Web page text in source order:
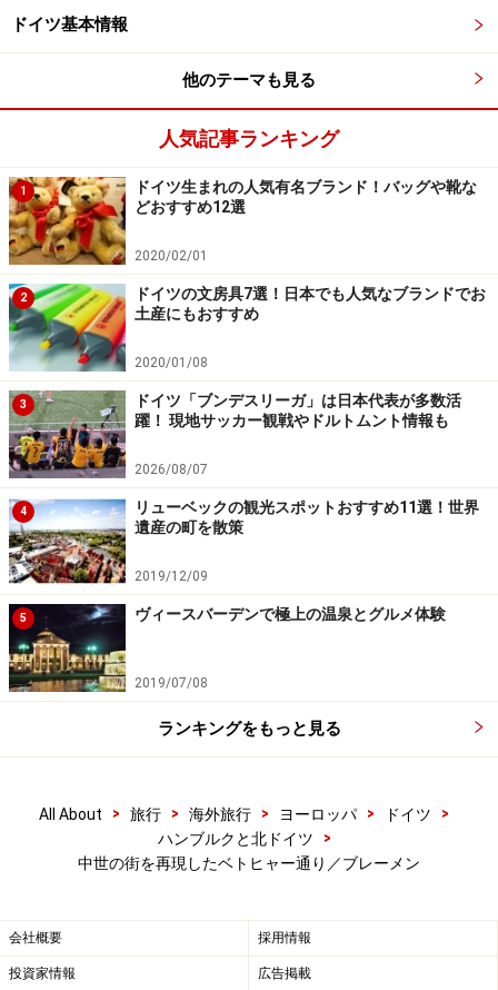
ベトヒャー通り6～10番地にある個性的な建物は、建築
家で画家でもあるベルンハルト・ヘトガー設計のロゼリ
ウスの家と、ブレーメン出身の女流画家パウラ・モーダ
ーゾーン=ベッカー美術館。ここは世界初の女性作家の美
術館でもあります。
その隣の建物には、観光客からひときわ熱い視線を集め
る仕掛け時計の「グロッケンシュピール
（Glockenspiel）」が。屋根と屋根の間に掛かる30個の
マイセン磁器の鐘。12～18時の毎時おきの鐘の音に合わ
せて時計の横にある板絵が動き出し、コロンブスやリン
ドバーグなど大航海時代をテーマにした絵が回りながら
現れます。
知る人ぞ知る名所 「天国の間」
注目建築が集まるベトヒャー通りのなかでも重要な作品アト
ランティス。現在はイベントなどに使用されることも
ベトヒャー通りの終わりに近い2番地にある「ハウス・
アトランティス（Haus Atlantis）」は、ベルンハルト・
ヘトガー建築のなかでも最も重要な作品のひとつと言わ
美しさです。現在は隣接するホテル「Radisson Blu 」所
有のため見学する際は受付で確認を。
専門店、カフェ、ブレーメンの地ビールが飲めるレスト
ランなど美味しいお店がたくさんあるのも嬉しいところ
ドイツ基本情報
他のテーマも見る
人気記事ランキング
1
ドイツ生まれの人気有名ブランド！バッグや靴な
どおすすめ12選
2020/02/01
2
ドイツの文房具7選！日本でも人気なブランドでお
土産にもおすすめ
2020/01/08
3
ドイツ「ブンデスリーガ」は日本代表が多数活
躍！ 現地サッカー観戦やドルトムント情報も
2026/08/07
4
リューベックの観光スポットおすすめ11選！世界
遺産の町を散策
2019/12/09
5 ヴィースバーデンで極上の温泉とグルメ体験
2019/07/08
ランキングをもっと見る
All About > 旅行 > 海外旅行 > ヨーロッパ > ドイツ
>
ハンブルクと北ドイツ
>
中世の街を再現したベトヒャー通り／ブレーメン
会社概要 採用情報
投資家情報 広告掲載